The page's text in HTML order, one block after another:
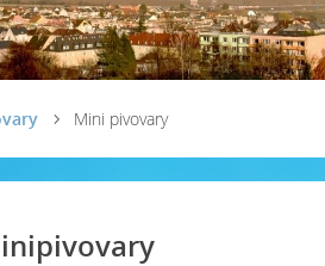
Mini pivovary